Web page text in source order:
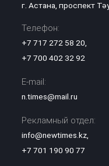
г. Астана, проспект
Телефон:
+7 717 272 58 20,
+7 700 402 32 92
E-mail:
n.times@mail.ru
Рекламный отдел:
info@newtimes.kz,
+7 701 190 90 77